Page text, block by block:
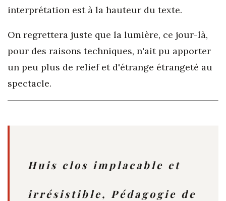
interprétation est à la hauteur du texte.
On regrettera juste que la lumière, ce jour-là,
pour des raisons techniques, n'ait pu apporter
un peu plus de relief et d'étrange étrangeté au
spectacle.
Huis clos implacable et
irrésistible, Pédagogie de